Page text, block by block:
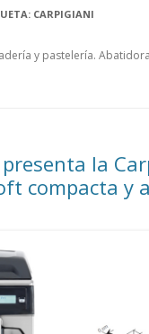
CARPIGIANI
y pastelería.
la
compacta y